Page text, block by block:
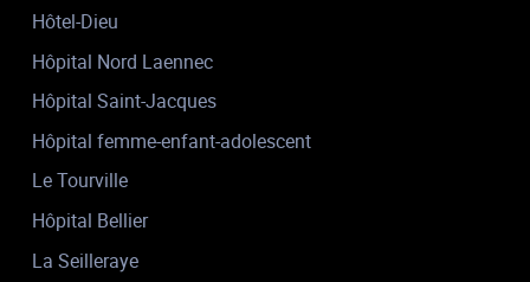
Hôtel-Dieu
Hôpital Nord Laennec
Hôpital Saint-Jacques
Hôpital femme-enfant-adolescent
Le Tourville
Hôpital Bellier
La Seilleraye